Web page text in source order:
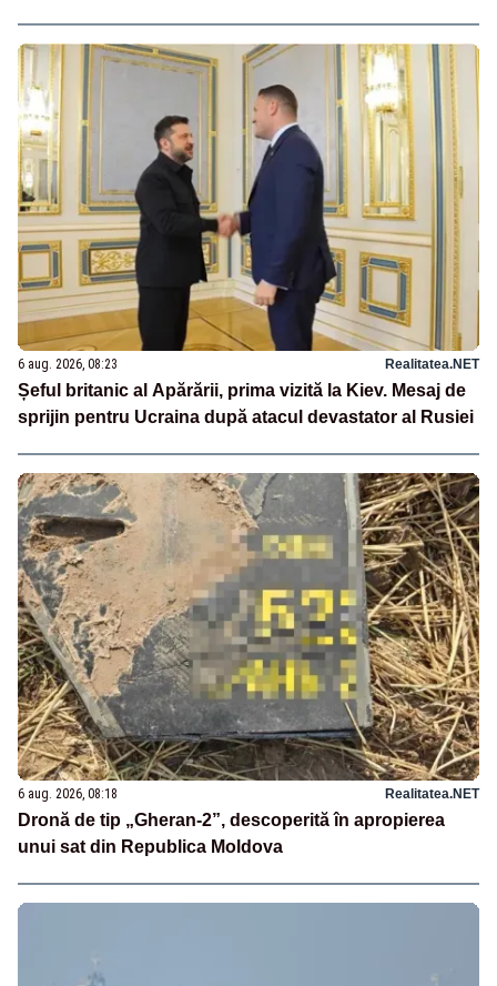
6 aug. 2026, 08:23 Realitatea.NET
Șeful britanic al Apărării, prima vizită la Kiev. Mesaj de
sprijin pentru Ucraina după atacul devastator al Rusiei
6 aug. 2026, 08:18 Realitatea.NET
Dronă de tip „Gheran-2”, descoperită în apropierea
unui sat din Republica Moldova